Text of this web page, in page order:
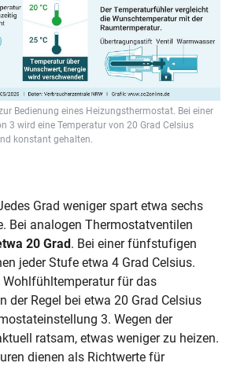
Bedienung eines Heizungsthermostat. Bei einer
3 wird eine Temperatur von 20 Grad Celsius
konstant gehalten.
Grad weniger spart etwa sechs
Bei analogen Thermostatventilen
20 Grad . Bei einer fünfstufigen
jeder Stufe etwa 4 Grad Celsius.
Wohlfühltemperatur für das
der Regel bei etwa 20 Grad Celsius
3. Wegen der
ratsam, etwas weniger zu heizen.
dienen als Richtwerte für